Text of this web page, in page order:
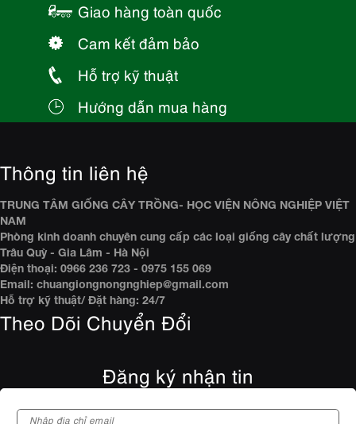
Giao hàng toàn quốc
Cam kết đảm bảo
Hỗ trợ kỹ thuật
Hướng dẫn mua hàng
Thông tin liên hệ
TRUNG TÂM GIỐNG CÂY TRỒNG- HỌC VIỆN NÔNG NGHIỆP VIỆT
NAM
Phòng kinh doanh chuyên cung cấp các loại giống cây chất lượng
Trâu Quỳ - Gia Lâm - Hà Nội
Điện thoại: 0966 236 723 - 0975 155 069
Email: chuangiongnongnghiep@gmail.com
Hỗ trợ kỹ thuật/ Đặt hàng: 24/7
Theo Dõi Chuyển Đổi
Đăng ký nhận tin